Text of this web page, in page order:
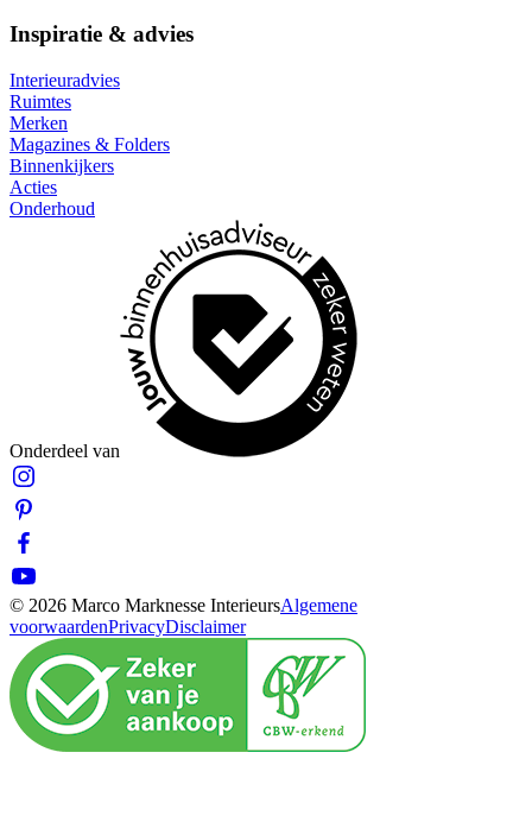
Inspiratie & advies
Interieuradvies
Ruimtes
Merken
Magazines & Folders
Binnenkijkers
Acties
Onderhoud
Onderdeel van
© 2026 Marco Marknesse InterieursAlgemene
voorwaardenPrivacyDisclaimer